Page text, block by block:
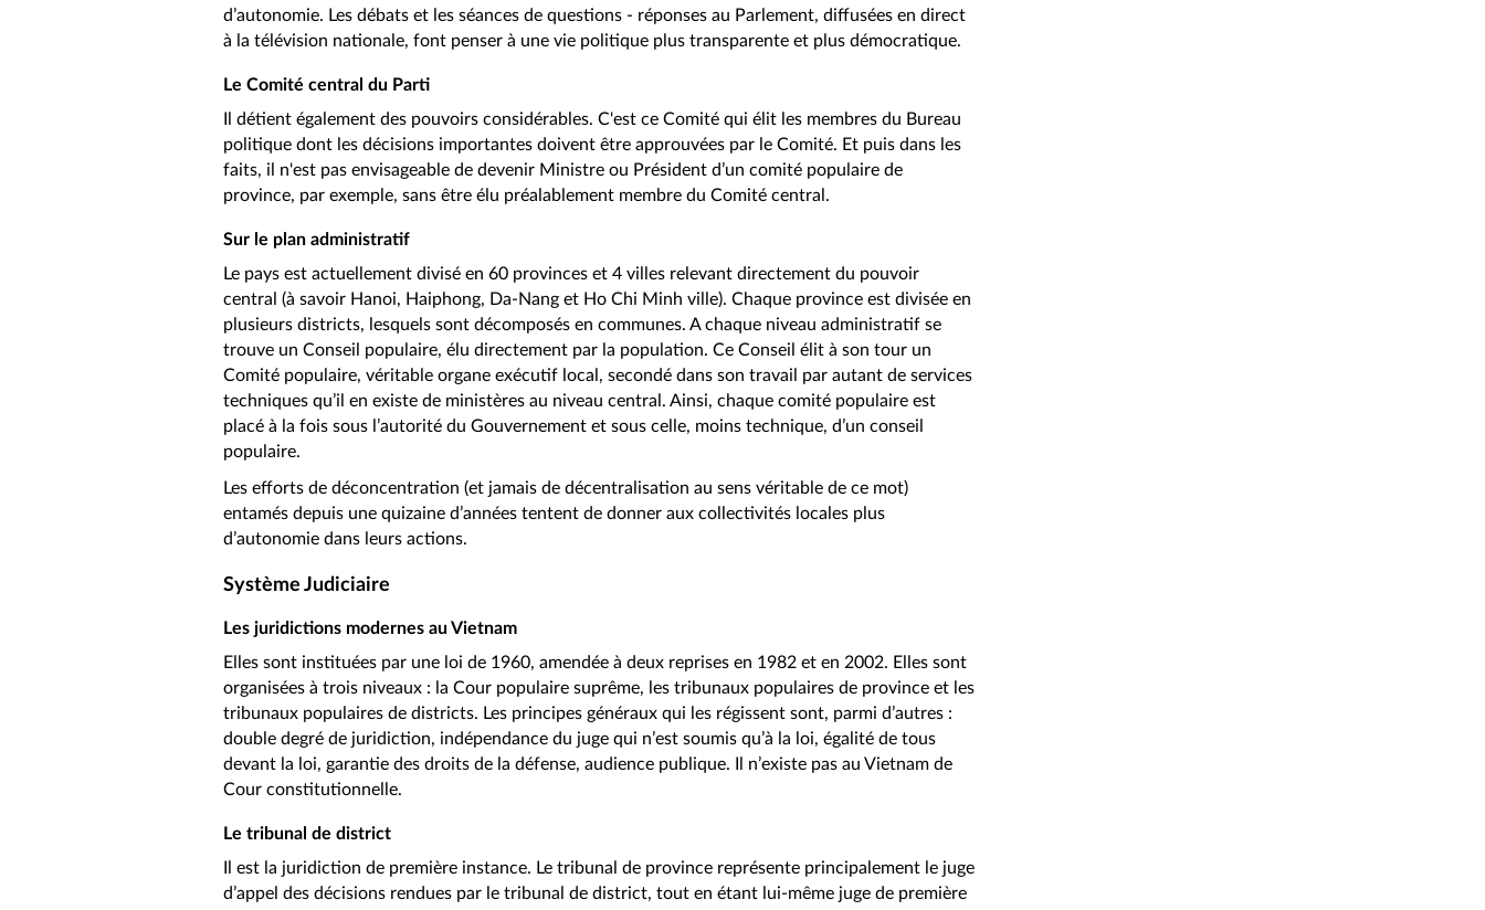
d’autonomie. Les débats et les séances de questions - réponses au Parlement, diffusées en direct
à la télévision nationale, font penser à une vie politique plus transparente et plus démocratique.
Le Comité central du Parti
Il détient également des pouvoirs considérables. C'est ce Comité qui élit les membres du Bureau
politique dont les décisions importantes doivent être approuvées par le Comité. Et puis dans les
faits, il n'est pas envisageable de devenir Ministre ou Président d’un comité populaire de
province, par exemple, sans être élu préalablement membre du Comité central.
Sur le plan administratif
Le pays est actuellement divisé en 60 provinces et 4 villes relevant directement du pouvoir
central (à savoir Hanoi, Haiphong, Da-Nang et Ho Chi Minh ville). Chaque province est divisée en
plusieurs districts, lesquels sont décomposés en communes. A chaque niveau administratif se
trouve un Conseil populaire, élu directement par la population. Ce Conseil élit à son tour un
Comité populaire, véritable organe exécutif local, secondé dans son travail par autant de services
techniques qu’il en existe de ministères au niveau central. Ainsi, chaque comité populaire est
placé à la fois sous l’autorité du Gouvernement et sous celle, moins technique, d’un conseil
populaire.
Les efforts de déconcentration (et jamais de décentralisation au sens véritable de ce mot)
entamés depuis une quizaine d’années tentent de donner aux collectivités locales plus
d’autonomie dans leurs actions.
Système Judiciaire
Les juridictions modernes au Vietnam
Elles sont instituées par une loi de 1960, amendée à deux reprises en 1982 et en 2002. Elles sont
organisées à trois niveaux : la Cour populaire suprême, les tribunaux populaires de province et les
tribunaux populaires de districts. Les principes généraux qui les régissent sont, parmi d’autres :
double degré de juridiction, indépendance du juge qui n’est soumis qu’à la loi, égalité de tous
devant la loi, garantie des droits de la défense, audience publique. Il n’existe pas au Vietnam de
Cour constitutionnelle.
Le tribunal de district
Il est la juridiction de première instance. Le tribunal de province représente principalement le juge
d’appel des décisions rendues par le tribunal de district, tout en étant lui-même juge de première